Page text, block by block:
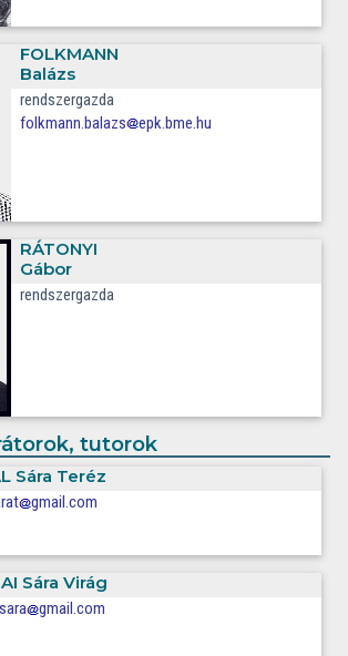
FOLKMANN
Balázs
rendszergazda
folkmann.balazs
epk.bme.hu
RÁTONYI
Gábor
rendszergazda
tutorok
Sára Teréz
gmail.com
Sára Virág
gmail.com